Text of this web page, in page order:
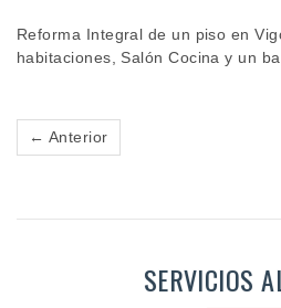
Reforma Integral de un piso en
habitaciones, Salón Cocina y un
← Anterior
SERVICIOS